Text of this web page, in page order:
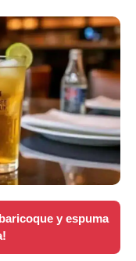
y espuma